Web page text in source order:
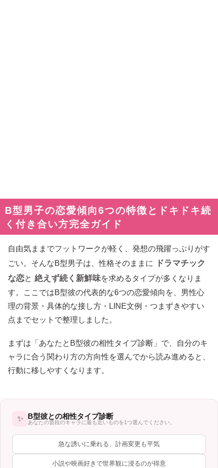
B型男子の恋愛傾向6つの特徴とドキドキ続
く付き合い方完全ガイド
自由気ままでフットワークが軽く、発想の飛躍っぷりがす
ごい。そんなB型男子は、性格そのままに
ドラマチック
な恋と 絶えず続く新鮮味を求めるタイプが多くなりま
す。ここではB型彼の代表的な6つの恋愛傾向を、男性心
理の背景・具体的な接し方・LINE文例・つまずきやすい
点までセットで整理しました。
まずは「あなたとB型彼の相性タイプ診断」で、自分のキ
ャラに合う関わり方の方向性を選んでから読み進めると、
行動に移しやすくなります。
✨ B型彼との相性タイプ診断
あなたの普段のキャラに最も近いものを1つ選んでください。
急な誘いに乗れる、計画変更も平気
小説や映画好きで世界観に浸るのが得意